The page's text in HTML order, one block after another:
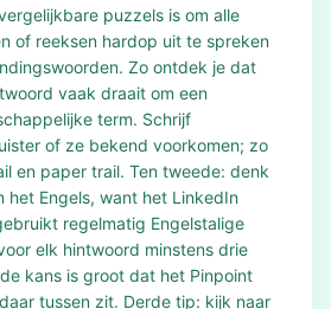
puzzels is om alle
of reeksen hardop uit te spreken
Zo ontdek je dat
vaak draait om een
term. Schrijf
of ze bekend voorkomen; zo
en paper trail. Ten tweede: denk
het Engels, want het LinkedIn
regelmatig Engelstalige
elk hintwoord minstens drie
kans is groot dat het Pinpoint
tussen zit. Derde tip: kijk naar